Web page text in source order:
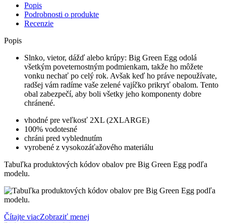
Popis
Podrobnosti o produkte
Recenzie
Popis
Slnko, vietor, dážď alebo krúpy: Big Green Egg odolá
všetkým poveternostným podmienkam, takže ho môžete
vonku nechať po celý rok. Avšak keď ho práve nepoužívate,
radšej vám radíme vaše zelené vajíčko prikryť obalom. Tento
obal zabezpečí, aby boli všetky jeho komponenty dobre
chránené.
vhodné pre veľkosť 2XL (2XLARGE)
100% vodotesné
chráni pred vyblednutím
vyrobené z vysokozáťažového materiálu
Tabuľka produktových kódov obalov pre Big Green Egg podľa
modelu.
Čítajte viacZobraziť menej